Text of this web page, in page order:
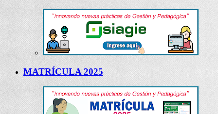
MATRÍCULA 2025